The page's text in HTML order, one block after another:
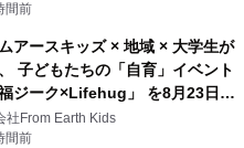
間前
アースキッズ × 地域 × 大学生が
子どもたちの「自育」イベント
福ジーク×Lifehug」 を8月23日
催
社From Earth Kids
間前